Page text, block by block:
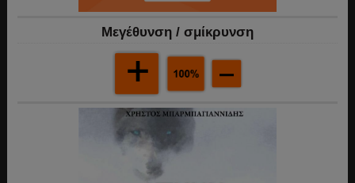
Mεγέθυνση / σμίκρυνση